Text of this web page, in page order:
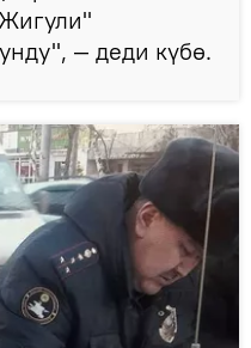
— деди күбө.